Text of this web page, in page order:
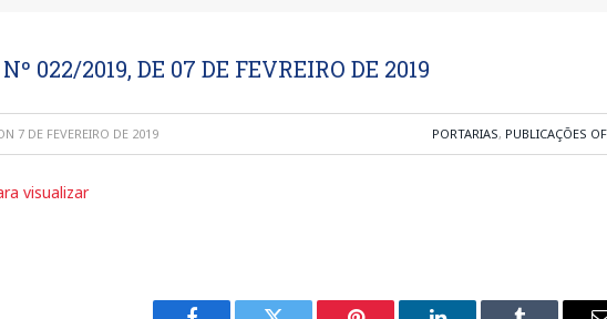
022/2019, DE 07 DE FEVREIRO DE 2019
7 DE FEVEREIRO DE 2019 PORTARIAS, PUBLICAÇÕES
visualizar